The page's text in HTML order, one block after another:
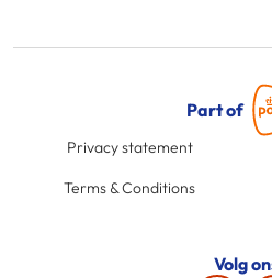
Part of
Privacy statement
Terms & Conditions
Volg